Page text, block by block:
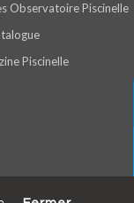
Observatoire Piscinelle
Piscinelle